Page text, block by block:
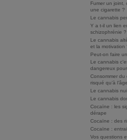
Fumer un joint,
une cigarette ?
Le cannabis
Y a t-il un lien
schizophrénie ?
Le cannabis
et la motivation
Peut-on faire
Le cannabis
dangereux
Consommer du
risqué qu’à
Le cannabis
Le cannabis
Cocaïne : les
dérape
Cocaïne : des
Cocaïne :
Vos questions